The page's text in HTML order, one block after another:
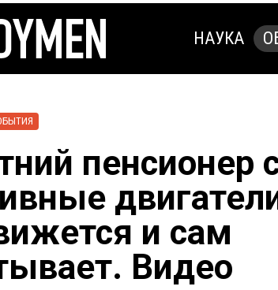
НАУКА
пенсионер
и сам
Видео